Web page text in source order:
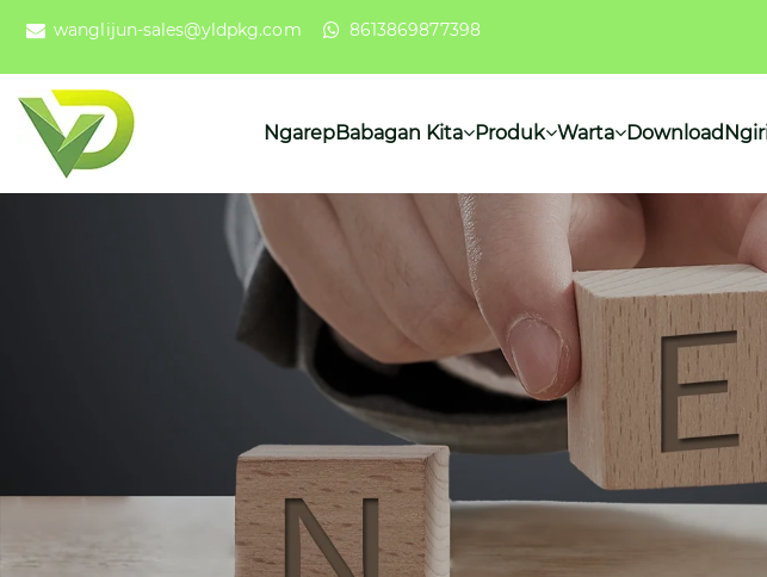
wanglijun-sales@yldpkg.com 8613869877398
NgarepBabagan Kita Produk Warta Download